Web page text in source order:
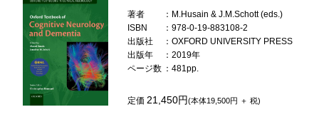
著者
：M.Husain & J.M.Schott (eds.)
ISBN
：978-0-19-883108-2
出版社
：OXFORD UNIVERSITY PRESS
出版年
：2019年
ページ数 ：481pp.
定価21,450円(本体19,500円 ＋ 税)